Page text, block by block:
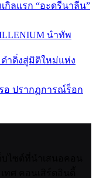
ลแรก “อะดรีนาลีน”
ILLENIUM นำทัพ
ดำดิ่งสู่มิติใหม่แห่ง
รอ ปรากฏการณ์ร็อก